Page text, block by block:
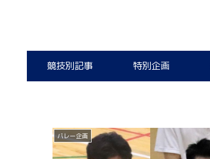
競技別記事 特別企画
バレー企画